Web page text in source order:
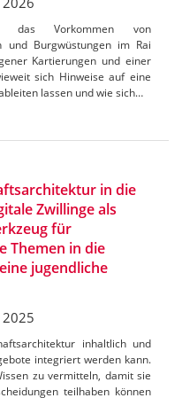
das Vorkommen von
und Burgwüstungen im Rai
Kartierungen und einer
sich Hinweise auf eine
lassen und wie sich…
in die
Zwillinge als
für
Themen in die
jugendliche
inhaltlich und
integriert werden kann.
zu vermitteln, damit sie
teilhaben können